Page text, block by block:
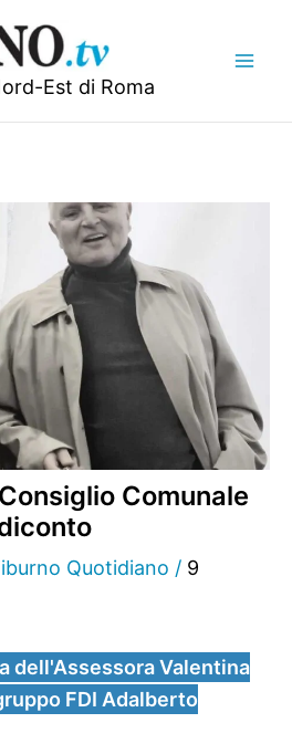
Est di Roma
Comunale
Quotidiano / 9
dell'Assessora Valentina
FDI Adalberto